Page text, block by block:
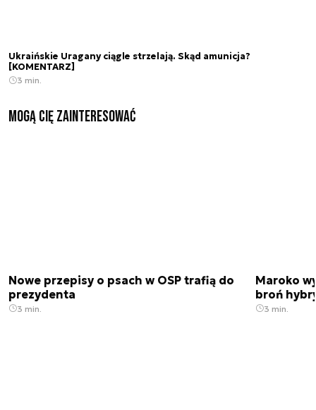
Ukraińskie Uragany ciągle strzelają. Skąd amunicja?
[KOMENTARZ]
3 min.
Mogą Cię zainteresować
Nowe przepisy o psach w OSP trafią do
prezydenta
3 min.
Maroko
broń
3 min.